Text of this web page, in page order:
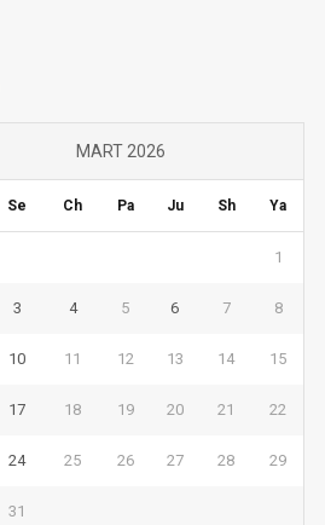
MART 2026
Se Ch Pa Ju Sh Ya
1
3 4 5 6 7 8
10 11 12 13 14 15
17 18 19 20 21 22
24 25 26 27 28 29
31